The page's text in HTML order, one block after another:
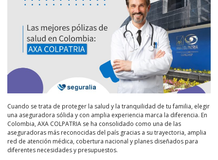
Cuando se trata de proteger la salud y la tranquilidad de tu familia, elegir
una aseguradora sólida y con amplia experiencia marca la diferencia. En
Colombia, AXA COLPATRIA se ha consolidado como una de las
aseguradoras más reconocidas del país gracias a su trayectoria, amplia
red de atención médica, cobertura nacional y planes diseñados para
diferentes necesidades y presupuestos.